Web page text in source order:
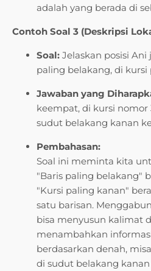
adalah yang berada di
Contoh Soal 3 (Deskripsi
Soal: Jelaskan posisi
paling belakang, di kursi
Jawaban yang
keempat, di kursi nomor
sudut belakang kanan
Pembahasan:
Soal ini meminta kita
"Baris paling belakang"
"Kursi paling kanan"
satu barisan.
bisa menyusun kalimat
menambahkan
berdasarkan denah,
di sudut belakang kanan